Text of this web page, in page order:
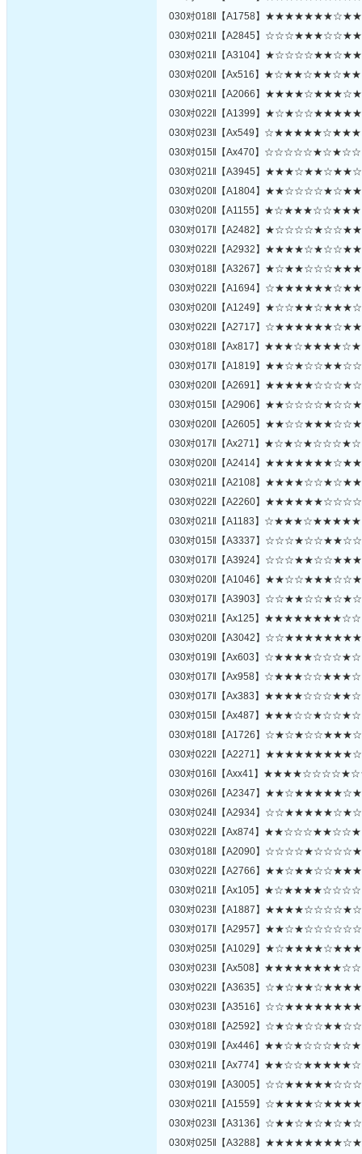
030对018‖【A1758】
030对021‖【A2845】
030对021‖【A3104】
030对020‖【Ax516】
030对021‖【A2066】
030对022‖【A1399】
030对023‖【Ax549】
030对015‖【Ax470】
030对021‖【A3945】
030对020‖【A1804】
030对020‖【A1155】
030对017‖【A2482】
030对022‖【A2932】
030对018‖【A3267】
030对022‖【A1694】
030对020‖【A1249】
030对022‖【A2717】
030对018‖【Ax817】
030对017‖【A1819】
030对020‖【A2691】
030对015‖【A2906】
030对020‖【A2605】
030对017‖【Ax271】
030对020‖【A2414】
030对021‖【A2108】
030对022‖【A2260】
030对021‖【A1183】
030对015‖【A3337】
030对017‖【A3924】
030对020‖【A1046】
030对017‖【A3903】
030对021‖【Ax125】
030对020‖【A3042】
030对019‖【Ax603】
030对017‖【Ax958】
030对017‖【Ax383】
030对015‖【Ax487】
030对018‖【A1726】
030对022‖【A2271】
030对016‖【Axx41】
030对026‖【A2347】
030对024‖【A2934】
030对022‖【Ax874】
030对018‖【A2090】
030对022‖【A2766】
030对021‖【Ax105】
030对023‖【A1887】
030对017‖【A2957】
030对025‖【A1029】
030对023‖【Ax508】
030对022‖【A3635】
030对023‖【A3516】
030对018‖【A2592】
030对019‖【Ax446】
030对021‖【Ax774】
030对019‖【A3005】
030对021‖【A1559】
030对023‖【A3136】
030对025‖【A3288】